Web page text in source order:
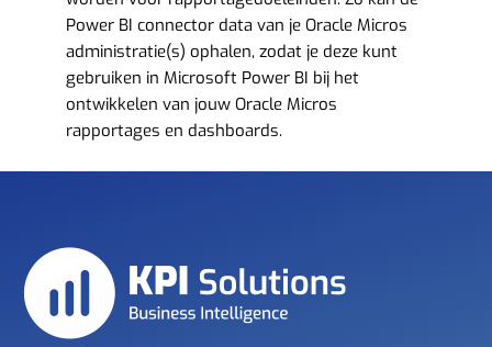
Power BI connector data van je Oracle Micros
administratie(s) ophalen, zodat je deze kunt
gebruiken in Microsoft Power BI bij het
ontwikkelen van jouw Oracle Micros
rapportages en dashboards.